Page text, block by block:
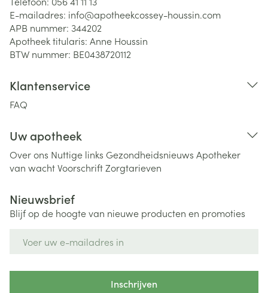
E-mailadres: info@apotheekcossey-houssin.com
APB nummer: 344202
Apotheek titularis: Anne Houssin
BTW nummer: BE0438720112
Klantenservice
FAQ
Uw apotheek
Over ons Nuttige links Gezondheidsnieuws Apotheker
van wachtVoorschriftZorgtarieven
Nieuwsbrief
Blijf op de hoogte van nieuwe producten en promoties
Inschrijven